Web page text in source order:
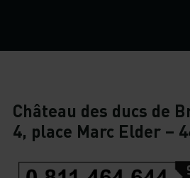
Château des ducs de
4, place Marc Elder –